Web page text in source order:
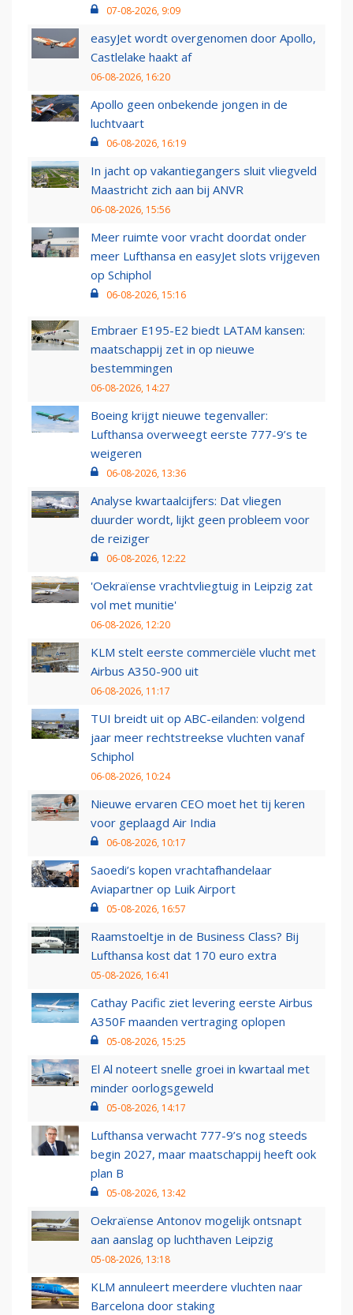
07-08-2026, 9:09
easyJet wordt overgenomen door Apollo,
Castlelake haakt af
06-08-2026, 16:20
Apollo geen onbekende jongen in de
luchtvaart
06-08-2026, 16:19
In jacht op vakantiegangers sluit vliegveld
Maastricht zich aan bij ANVR
06-08-2026, 15:56
Meer ruimte voor vracht doordat onder
meer Lufthansa en easyJet slots vrijgeven
op Schiphol
06-08-2026, 15:16
Embraer E195-E2 biedt LATAM kansen:
maatschappij zet in op nieuwe
bestemmingen
06-08-2026, 14:27
Boeing krijgt nieuwe tegenvaller:
Lufthansa overweegt eerste 777-9’s te
weigeren
06-08-2026, 13:36
Analyse kwartaalcijfers: Dat vliegen
duurder wordt, lijkt geen probleem voor
de reiziger
06-08-2026, 12:22
'Oekraïense vrachtvliegtuig in Leipzig zat
vol met munitie'
06-08-2026, 12:20
KLM stelt eerste commerciële vlucht met
Airbus A350-900 uit
06-08-2026, 11:17
TUI breidt uit op ABC-eilanden: volgend
jaar meer rechtstreekse vluchten vanaf
Schiphol
06-08-2026, 10:24
Nieuwe ervaren CEO moet het tij keren
voor geplaagd Air India
06-08-2026, 10:17
Saoedi’s kopen vrachtafhandelaar
Aviapartner op Luik Airport
05-08-2026, 16:57
Raamstoeltje in de Business Class? Bij
Lufthansa kost dat 170 euro extra
05-08-2026, 16:41
Cathay Pacific ziet levering eerste Airbus
A350F maanden vertraging oplopen
05-08-2026, 15:25
El Al noteert snelle groei in kwartaal met
minder oorlogsgeweld
05-08-2026, 14:17
Lufthansa verwacht 777-9’s nog steeds
begin 2027, maar maatschappij heeft ook
plan B
05-08-2026, 13:42
Oekraïense Antonov mogelijk ontsnapt
aan aanslag op luchthaven Leipzig
05-08-2026, 13:18
KLM annuleert meerdere vluchten naar
Barcelona door staking